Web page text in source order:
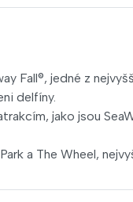
Fall®, jedné z
delfíny.
jako jsou
a The Wheel,